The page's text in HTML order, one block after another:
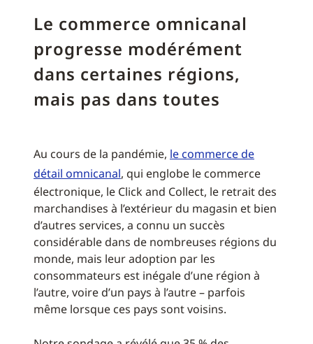
Le commerce omnicanal
progresse modérément
dans certaines régions,
mais pas dans toutes
Au cours de la pandémie, le commerce de
détail omnicanal, qui englobe le commerce
électronique, le Click and Collect, le retrait des
marchandises à l’extérieur du magasin et bien
d’autres services, a connu un succès
considérable dans de nombreuses régions du
monde, mais leur adoption par les
consommateurs est inégale d’une région à
l’autre, voire d’un pays à l’autre – parfois
même lorsque ces pays sont voisins.